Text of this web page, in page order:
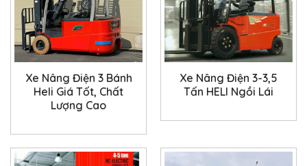
Xe Nâng Điện 3 Bánh
Heli Giá Tốt, Chất
Lượng Cao
Xe Nâng Điện 3-3,5
Tấn HELI Ngồi Lái